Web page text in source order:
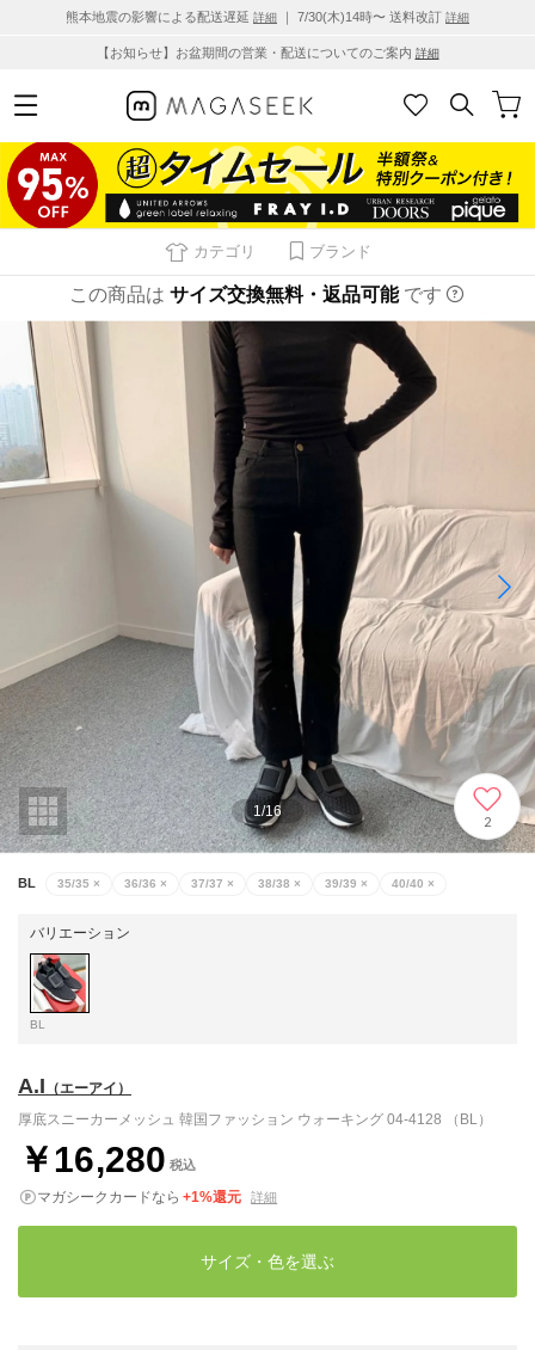
熊本地震の影響による配送遅延 詳細 ｜ 7/30(木)14時〜 送料改訂 詳細
【お知らせ】お盆期間の営業・配送についてのご案内 詳細
カテゴリ ブランド
この商品は サイズ交換無料・返品可能 です
1 /16
2
BL 35/35 × 36/36 × 37/37 × 38/38 × 39/39 × 40/40 ×
バリエーション
BL
A.I （エーアイ）
厚底スニーカーメッシュ 韓国ファッション ウォーキング 04-4128 （BL）
￥16,280 税込
マガシークカードなら +1%還元 詳細
サイズ・色を選ぶ